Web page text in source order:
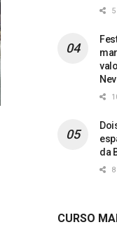
da
CURSO